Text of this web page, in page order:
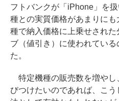
フトバンクが「iPhone」を
種との実質価格があまりに
種で納入価格に上乗せされ
ブ（値引き）に使われてい
た。
特定機種の販売数を増やし
びつけたいのであれば、こ